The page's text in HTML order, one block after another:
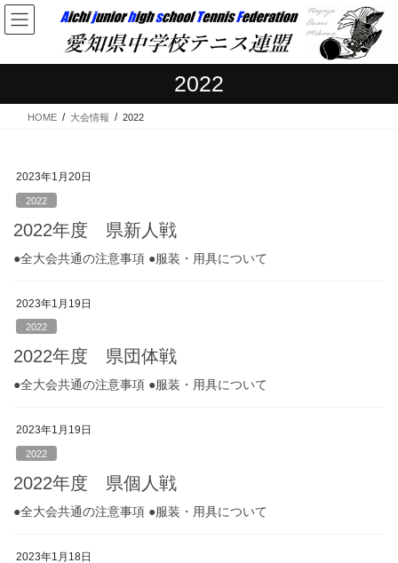
コ
ン
ン
へ
ナ
ビ
ー
ョ
2022
HOME 大会情報 2022
2023年1月20日
2022
2022年度 県新人戦
●全大会共通の注意事項 ●服装・用具について
2023年1月19日
2022
2022年度 県団体戦
●全大会共通の注意事項 ●服装・用具について
2023年1月19日
2022
2022年度 県個人戦
●全大会共通の注意事項 ●服装・用具について
2023年1月18日